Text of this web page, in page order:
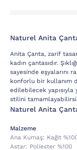
Naturel Anita
Anita Çanta, zarif
kadın çantasıdır.
sayesinde eşyalarını
konforlu bir kullanım
edilebilecek
stilini
Naturel Anita
Malzeme
Ana Kumaş: Kağit
Astar: Poli̇ester %100